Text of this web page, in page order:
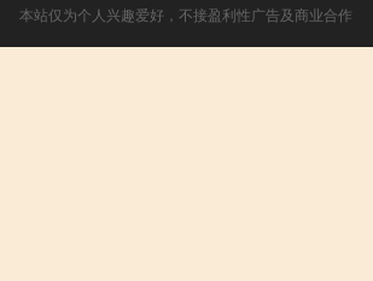
本站仅为个人兴趣爱好，不接盈利性广告及商业合作